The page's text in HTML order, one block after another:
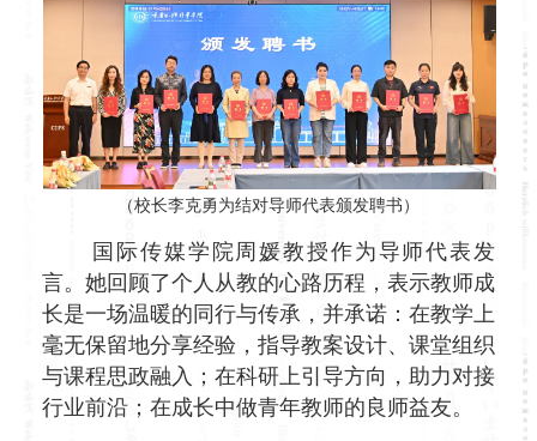
（校长李克勇为结对导师代表颁发聘书）
国际传媒学院周媛教授作为导师代表发
言。她回顾了个人从教的心路历程，表示教师成
长是一场温暖的同行与传承，并承诺：在教学上
毫无保留地分享经验，指导教案设计、课堂组织
与课程思政融入；在科研上引导方向，助力对接
行业前沿；在成长中做青年教师的良师益友。